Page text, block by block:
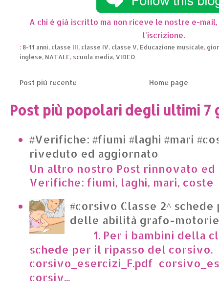
A chi è già iscritto ma non riceve le nostre e-
l'iscrizione.
: 8-11 anni, classe III, classe IV, classe V, Educazione musicale,
inglese, NATALE, scuola media,VIDEO
Post più recente Home page
Post più popolari degli ultimi 7
#Verifiche: #fiumi #laghi #mari
riveduto ed aggiornato
Un altro nostro Post rinnovato
Verifiche: fiumi, laghi, mari, coste
#corsivo Classe 2^
delle abilità grafo-motorie
1. Per i bambini della
schede per il ripasso del corsivo.
corsivo_esercizi_F.pdf
corsiv...